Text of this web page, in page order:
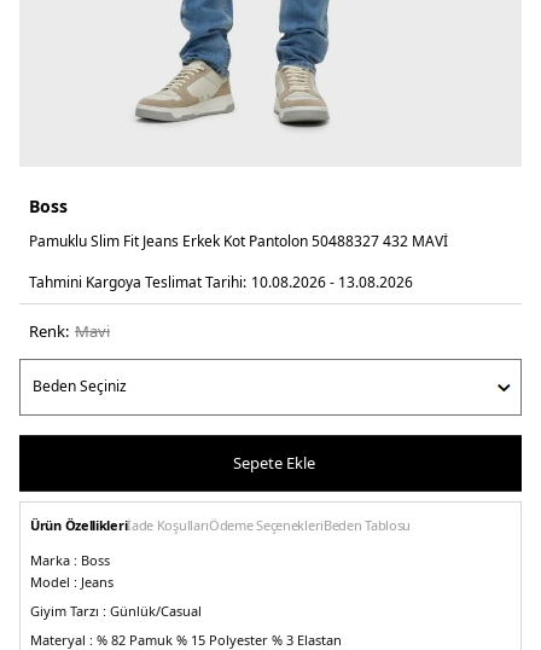
Boss
Pamuklu Slim Fit Jeans Erkek Kot Pantolon 50488327 432 MAVİ
Tahmini Kargoya Teslimat Tarihi: 10.08.2026 - 13.08.2026
Renk: mavi̇
Sepete Ekle
Ürün Özellikleriİade KoşullarıÖdeme SeçenekleriBeden Tablosu
Marka : Boss
Model : Jeans
Giyim Tarzı : Günlük/Casual
Materyal : % 82 Pamuk % 15 Polyester % 3 Elastan